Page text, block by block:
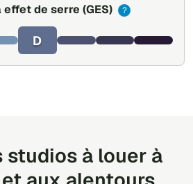
effet de serre (GES) ?
D
studios à louer à